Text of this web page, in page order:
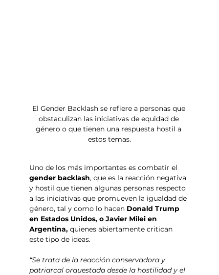
El Gender Backlash se refiere a personas que
obstaculizan las iniciativas de equidad de
género o que tienen una respuesta hostil a
estos temas.
Uno de los más importantes es combatir el
gender backlash, que es la reacción negativa
y hostil que tienen algunas personas respecto
a las iniciativas que promueven la igualdad de
género, tal y como lo hacen Donald Trump
en Estados Unidos, o Javier Milei en
Argentina, quienes abiertamente critican
este tipo de ideas.
“Se trata de la reacción conservadora y
patriarcal orquestada desde la hostilidad y el